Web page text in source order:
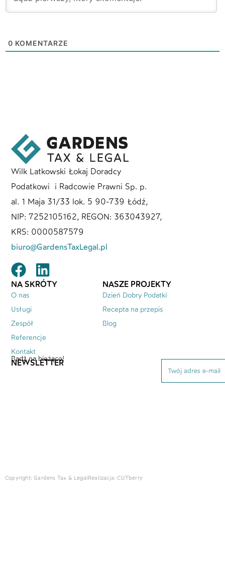
0 KOMENTARZE
Wilk Latkowski Łokaj Doradcy
Podatkowi i Radcowie Prawni Sp. p.
al. 1 Maja 31/33 lok. 5 90-739 Łódź,
NIP: 7252105162, REGON: 363043927,
KRS: 0000587579
biuro@GardensTaxLegal.pl
NA SKRÓTY
O nas
Usługi
Zespół
Referencje
Kontakt
NASZE PROJEKTY
Dzień Dobry Podatki
Recepta na przepis
Blog
NEWSLETTER
Bądź na bieżąco!
Copyright: Gardens Tax & Legal Realizacja:CUTberry